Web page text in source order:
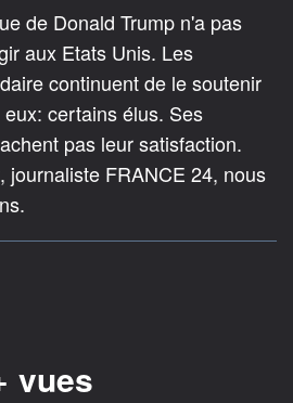
de Donald Trump n'a pas
aux Etats Unis. Les
continuent de le soutenir
certains élus. Ses
pas leur satisfaction.
journaliste FRANCE 24, nous
vues